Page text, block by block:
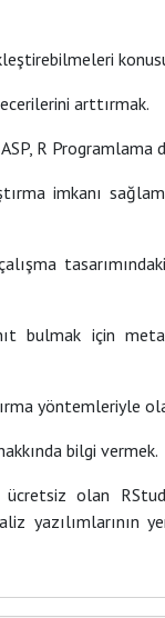
arttırmak.
R
imkanı
bulmak için
yöntemleriyle
bilgi vermek.
olan
yazılımlarının